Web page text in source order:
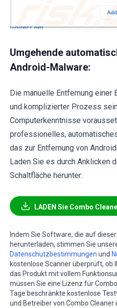
Umgehende
Android-Malware:
Die manuelle Entfernung einer
und komplizierter Prozess
Computerkenntnisse
professionelles,
das zur Entfernung von
Laden Sie es durch Anklicken
Schaltfläche herunter:
LADEN Sie Combo
Indem Sie Software, die auf
herunterladen, stimmen Sie
Datenschutzbestimmungen und
kostenlose Scanner überprüft, ob
das Produkt mit vollem
müssen Sie eine Lizenz für
Tage beschränkte kostenlose
und Betreiber von Combo Cleaner